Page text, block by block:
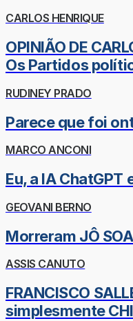
CARLOS HENRIQUE
OPINIÃO DE
Os Partidos
RUDINEY PRADO
Parece que foi
MARCO ANCONI
Eu, a IA ChatGPT
GEOVANI BERNO
Morreram JÔ
ASSIS CANUTO
FRANCISCO
simplesmente